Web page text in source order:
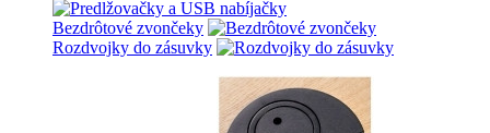
Bezdrôtové zvončeky
Rozdvojky do zásuvky